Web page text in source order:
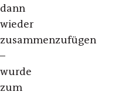
dann
wieder
zusammenzufügen
–
wurde
zum